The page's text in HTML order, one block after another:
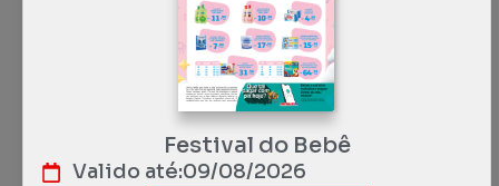
Festival do Bebê
Valido até:09/08/2026